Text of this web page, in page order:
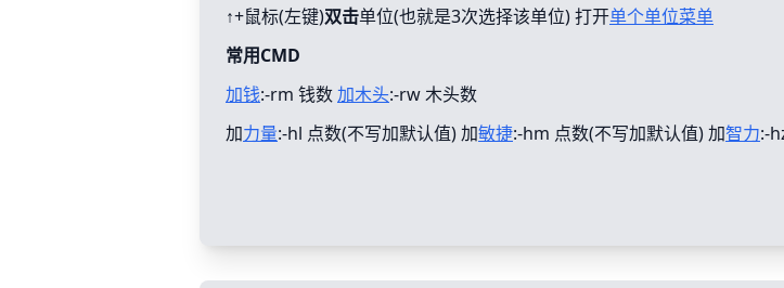
↑+鼠标(左键)双击单位(也就是3次选择该单位) 打开单个单位菜单
常用CMD
加钱:-rm 钱数加木头:-rw 木头数
加力量:-hl 点数(不写加默认值) 加敏捷:-hm 点数(不写加默认值) 加智力:-